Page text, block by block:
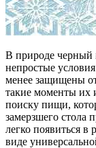
В природе черный
непростые
менее защищены
такие моменты их
поиску пищи,
замерзшего стола
легко появиться в
виде